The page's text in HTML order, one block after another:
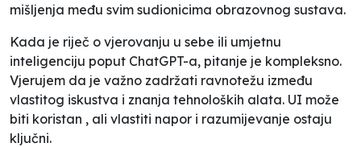
mišljenja među svim sudionicima obrazovnog sustava.
Kada je riječ o vjerovanju u sebe ili umjetnu
inteligenciju poput ChatGPT-a, pitanje je kompleksno.
Vjerujem da je važno zadržati ravnotežu između
vlastitog iskustva i znanja tehnoloških alata. UI može
biti koristan , ali vlastiti napor i razumijevanje ostaju
ključni.